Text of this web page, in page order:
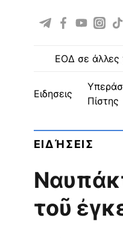
ΕΟΔ σε άλλες
ειδησεις
Πίστης
ΕΙΔΉΣΕΙΣ
τοῦ